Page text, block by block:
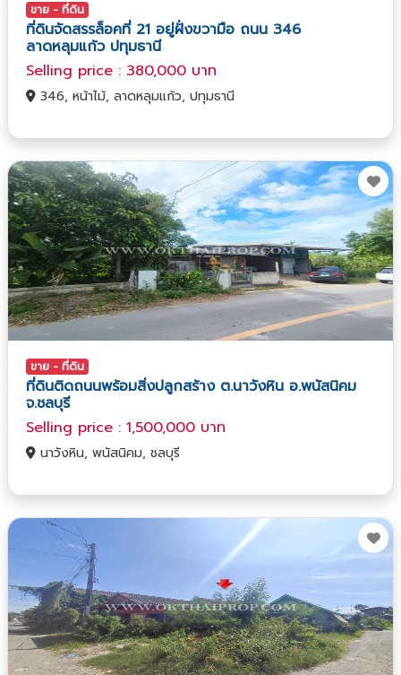
ขาย - ที่ดิน
ที่ดินจัดสรรล็อคที่ 21 อยู่ฝั่งขวามือ ถนน 346
ลาดหลุมแก้ว ปทุมธานี
Selling price : 380,000 บาท
346, หน้าไม้, ลาดหลุมแก้ว, ปทุมธานี
ขาย - ที่ดิน
ที่ดินติดถนนพร้อมสิ่งปลูกสร้าง ต.นาวังหิน อ.พนัสนิคม
จ.ชลบุรี
Selling price : 1,500,000 บาท
นาวังหิน, พนัสนิคม, ชลบุรี